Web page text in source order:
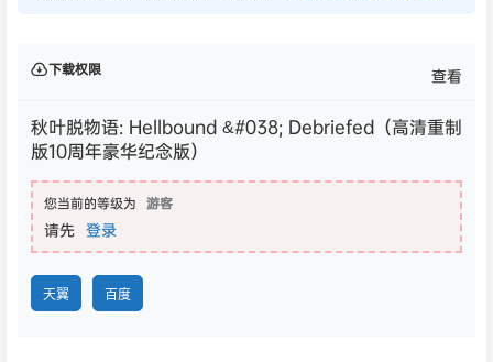
下载权限 查看
秋叶脱物语: Hellbound &#038; Debriefed（高清重制
版10周年豪华纪念版）
您当前的等级为 游客
请先 登录
天翼 百度